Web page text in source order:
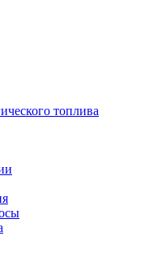
топлива